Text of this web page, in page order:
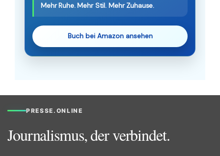
Mehr Ruhe. Mehr Stil. Mehr Zuhause.
Buch bei Amazon ansehen
PRESSE.ONLINE
Journalismus, der verbindet.